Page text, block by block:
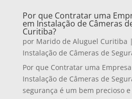
Por que Contratar uma
em Instalação de Câmeras
Curitiba?
por Marido de Aluguel Curitiba |
Instalação de Câmeras de
Por que Contratar uma
Instalação de Câmeras de
segurança é um bem precioso